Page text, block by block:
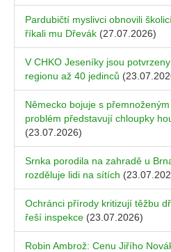
Pardubičtí myslivci obnovili
říkali mu Dřevák (27.07.2026)
V CHKO Jeseníky jsou
regionu až 40 jedinců
Německo bojuje s
problém představují chloupky
(23.07.2026)
Srnka porodila na zahradě u
rozděluje lidi na sítích
Ochránci přírody kritizují těžbu
řeší inspekce (23.07.2026)
Robin Ambrož: Cenu Jiřího